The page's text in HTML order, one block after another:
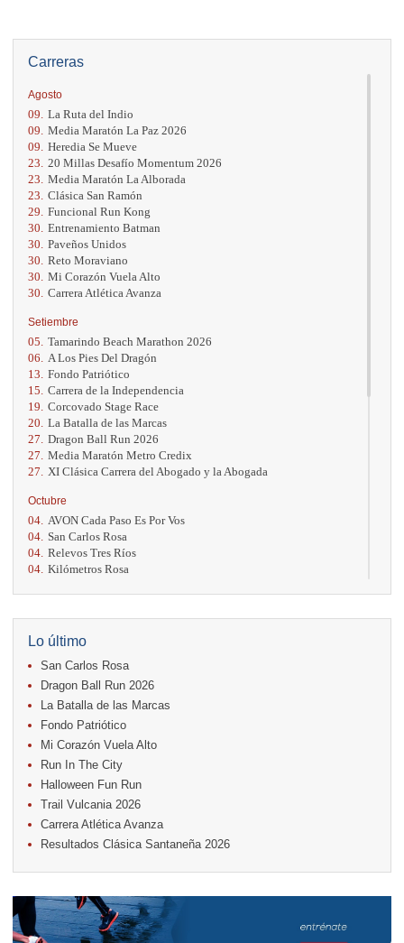
Carreras
Agosto
09. La Ruta del Indio
09. Media Maratón La Paz 2026
09. Heredia Se Mueve
23. 20 Millas Desafío Momentum 2026
23. Media Maratón La Alborada
23. Clásica San Ramón
29. Funcional Run Kong
30. Entrenamiento Batman
30. Paveños Unidos
30. Reto Moraviano
30. Mi Corazón Vuela Alto
30. Carrera Atlética Avanza
Setiembre
05. Tamarindo Beach Marathon 2026
06.
A Los Pies Del Dragón
13. Fondo Patriótico
15. Carrera de la Independencia
19. Corcovado Stage Race
20. La Batalla de las Marcas
27. Dragon Ball Run 2026
27. Media Maratón Metro Credix
27.
XI Clásica Carrera del Abogado y la Abogada
Octubre
04. AVON Cada Paso Es Por Vos
04. San Carlos Rosa
04. Relevos Tres Ríos
04. Kilómetros Rosa
18. Casa Turire Trail Run
18.
Warriors Run Circuit
18. Samsung Jacó Beach Half Marathon 2026
25. KRun by Under Armour
25. Run Alajuela
31.
Halloween Fun Run
Noviembre
08. Lindora Run
15. Entre Pan y Rosas
Diciembre
Trail Vulcania 2026
12. Media Maratón Puntarenas 2026
Lo último
San Carlos Rosa
Dragon Ball Run 2026
La Batalla de las Marcas
Fondo Patriótico
Mi Corazón Vuela Alto
Run In The City
Halloween Fun Run
Trail Vulcania 2026
Carrera Atlética Avanza
Resultados Clásica Santaneña 2026